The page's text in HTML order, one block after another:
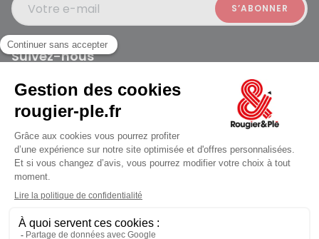
jusqu'au Samedi à 09:30
Votre e-mail
Suivez-nous
Rougier et Plé 2024 Copyright
Mentions légales
Conditions générales des ventes